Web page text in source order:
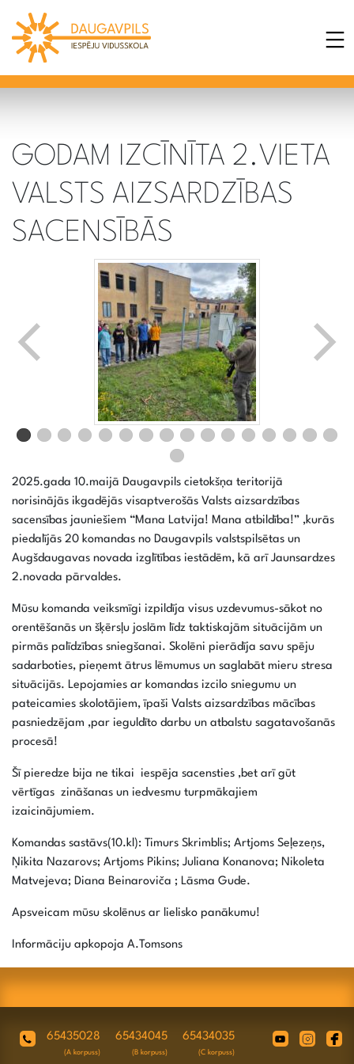
GODAM IZCĪNĪTA 2.VIETA
VALSTS AIZSARDZĪBAS
SACENSĪBĀS
2025.gada 10.maijā Daugavpils cietokšņa teritorijā
norisinājās ikgadējās visaptverošās Valsts aizsardzības
sacensības jauniešiem “Mana Latvija! Mana atbildība!” ,kurās
piedalījās 20 komandas no Daugavpils valstspilsētas un
Augšdaugavas novada izglītības iestādēm, kā arī Jaunsardzes
2.novada pārvaldes.
Mūsu komanda veiksmīgi izpildīja visus uzdevumus-sākot no
orentēšanās un šķērsļu joslām līdz taktiskajām situācijām un
pirmās palīdzības sniegšanai. Skolēni pierādīja savu spēju
sadarboties, pieņemt ātrus lēmumus un saglabāt mieru stresa
situācijās. Lepojamies ar komandas izcilo sniegumu un
pateicamies skolotājiem, īpaši Valsts aizsardzības mācības
pasniedzējam ,par ieguldīto darbu un atbalstu sagatavošanās
procesā!
Šī pieredze bija ne tikai iespēja sacensties ,bet arī gūt
vērtīgas zināšanas un iedvesmu turpmākajiem
izaicinājumiem.
Komandas sastāvs(10.kl): Timurs Skrimblis; Artjoms Seļezeņs,
Ņikita Nazarovs; Artjoms Pikins; Juliana Konanova; Nikoleta
Matvejeva; Diana Beinaroviča ; Lāsma Gude.
Apsveicam mūsu skolēnus ar lielisko panākumu!
Informāciju apkopoja A.Tomsons
65435028
(A korpuss)
65434045
(B korpuss)
65434035
(C korpuss)